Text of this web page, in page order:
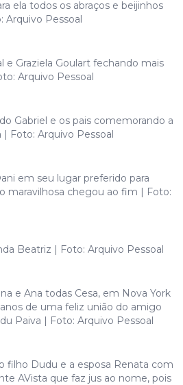
ela todos os abraços e beijinhos
Arquivo Pessoal
e Graziela Goulart fechando mais
Arquivo Pessoal
Gabriel e os pais comemorando a
| Foto: Arquivo Pessoal
em seu lugar preferido para
maravilhosa chegou ao fim | Foto:
Beatriz | Foto: Arquivo Pessoal
e Ana todas Cesa, em Nova York
de uma feliz união do amigo
Paiva | Foto: Arquivo Pessoal
filho Dudu e a esposa Renata com
AVista que faz jus ao nome, pois